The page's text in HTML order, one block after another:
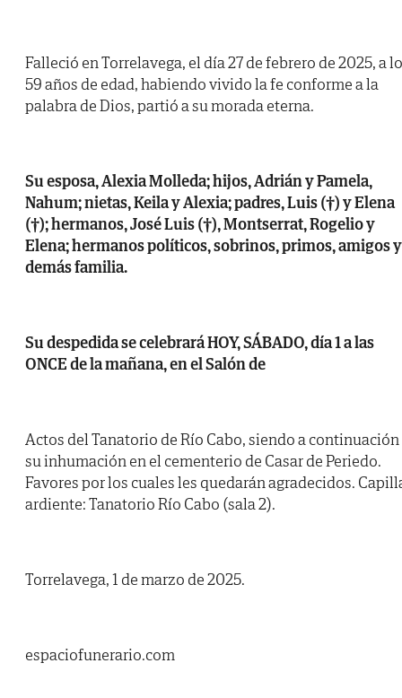
Falleció en Torrelavega, el día 27 de febrero de 2025, a
59 años de edad, habiendo vivido la fe conforme a la
palabra de Dios, partió a su morada eterna.
Su esposa, Alexia Molleda; hijos, Adrián y Pamela,
Nahum; nietas, Keila y Alexia; padres, Luis (†) y Elena
(†); hermanos, José Luis (†), Montserrat, Rogelio y
Elena; hermanos políticos, sobrinos, primos, amigos y
demás familia.
Su despedida se celebrará HOY, SÁBADO, día 1 a las
ONCE de la mañana, en el Salón de
Actos del Tanatorio de Río Cabo, siendo a continuación
su inhumación en el cementerio de Casar de Periedo.
Favores por los cuales les quedarán agradecidos.
ardiente: Tanatorio Río Cabo (sala 2).
Torrelavega, 1 de marzo de 2025.
espaciofunerario.com